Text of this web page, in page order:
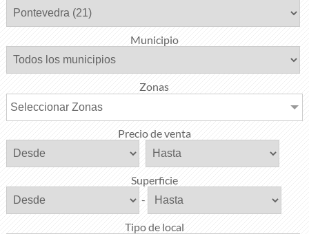
Municipio
Zonas
Seleccionar Zonas
Precio de venta
Superficie
-
Tipo de local